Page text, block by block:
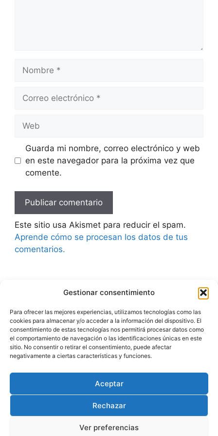
Gestionar consentimiento
Para ofrecer las mejores experiencias, utilizamos tecnologías como las
cookies para almacenar y/o acceder a la información del dispositivo. El
consentimiento de estas tecnologías nos permitirá procesar datos como
el comportamiento de navegación o las identificaciones únicas en este
sitio. No consentir o retirar el consentimiento, puede afectar
negativamente a ciertas características y funciones.
Aceptar
Rechazar
Ver preferencias
electrónico
Guarda mi nombre, correo electrónico y web
en este navegador para la próxima vez que
comente.
Este sitio usa Akismet para reducir el spam.
Aprende cómo se procesan los datos de tus
comentarios.
Advertencia
Política de privacidad
Aviso legal
Política de cookies